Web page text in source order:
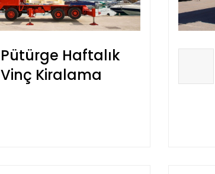
Pütürge Haftalık
Vinç Kiralama